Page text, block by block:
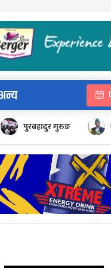
पुरबहादुर गुरुङ